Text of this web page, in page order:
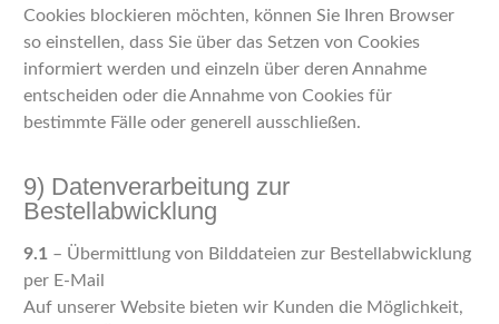
Cookies blockieren möchten, können Sie Ihren Browser
so einstellen, dass Sie über das Setzen von Cookies
informiert werden und einzeln über deren Annahme
entscheiden oder die Annahme von Cookies für
bestimmte Fälle oder generell ausschließen.
9) Datenverarbeitung zur
Bestellabwicklung
9.1– Übermittlung von Bilddateien zur Bestellabwicklung
per E-Mail
Auf unserer Website bieten wir Kunden die Möglichkeit,